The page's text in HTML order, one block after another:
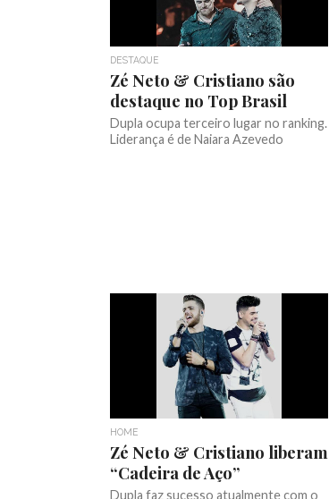
DESTAQUE
Zé Neto & Cristiano são
destaque no Top Brasil
Dupla ocupa terceiro lugar no ranking.
Liderança é de Naiara Azevedo
HOME
Zé Neto & Cristiano liberam
“Cadeira de Aço”
Dupla faz sucesso atualmente com o